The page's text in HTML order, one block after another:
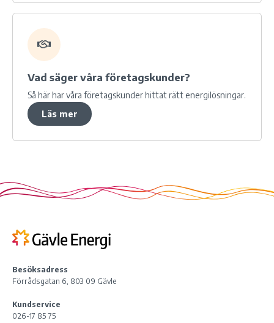
Vad säger våra företagskunder?
Så här har våra företagskunder hittat rätt energilösningar.
Läs mer
Besöksadress
Förrådsgatan 6, 803 09 Gävle
Kundservice
026-17 85 75